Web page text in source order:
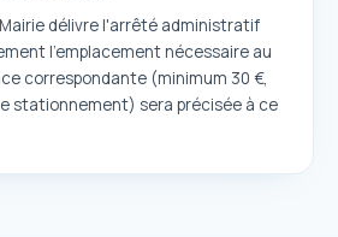
délivre l'arrêté administratif
l'emplacement nécessaire au
correspondante (minimum 30 €,
stationnement) sera précisée à ce